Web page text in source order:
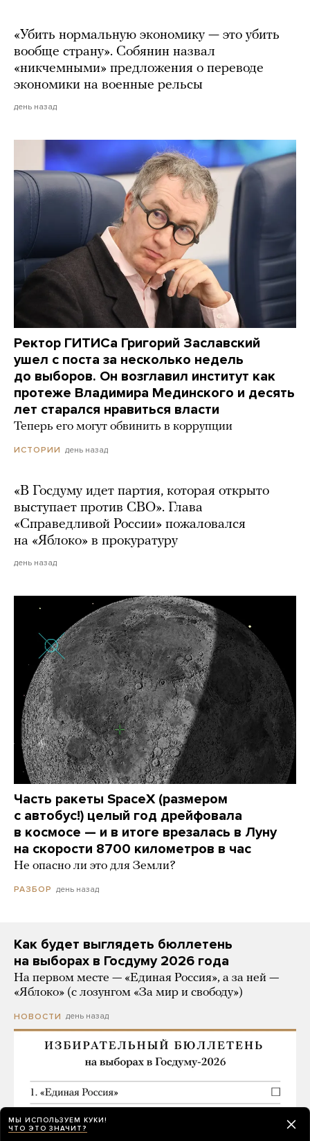
«Убить нормальную экономику — это убить
вообще страну». Собянин назвал
«никчемными» предложения о переводе
экономики на военные рельсы
день назад
Ректор ГИТИСа Григорий Заславский
ушел с поста за несколько недель
до выборов. Он возглавил институт как
протеже Владимира Мединского и десять
лет старался нравиться власти
Теперь его могут обвинить в коррупции
ИСТОРИИ день назад
«В Госдуму идет партия, которая открыто
выступает против СВО». Глава
«Справедливой России» пожаловался
на «Яблоко» в прокуратуру
день назад
Часть ракеты SpaceX (размером
с автобус!) целый год дрейфовала
в космосе — и в итоге врезалась в Луну
на скорости 8700 километров в час
Не опасно ли это для Земли?
РАЗБОР день назад
Как будет выглядеть бюллетень
на выборах в Госдуму 2026 года
На первом месте — «Единая Россия», а за ней —
«Яблоко» (с лозунгом «За мир и свободу»)
НОВОСТИ день назад
МЫ ИСПОЛЬЗУЕМ КУКИ!
ЧТО ЭТО ЗНАЧИТ?